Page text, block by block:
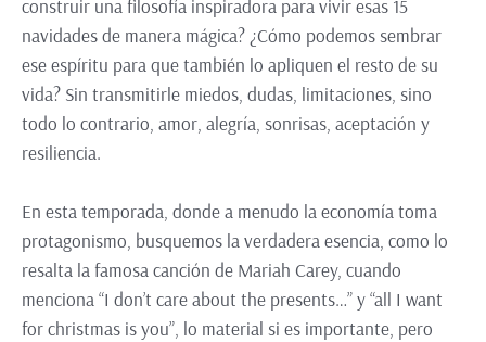
construir una filosofía inspiradora para vivir esas 15
navidades de manera mágica? ¿Cómo podemos sembrar
ese espíritu para que también lo apliquen el resto de su
vida? Sin transmitirle miedos, dudas, limitaciones, sino
todo lo contrario, amor, alegría, sonrisas, aceptación y
resiliencia.
En esta temporada, donde a menudo la economía toma
protagonismo, busquemos la verdadera esencia, como lo
resalta la famosa canción de Mariah Carey, cuando
menciona “I don’t care about the presents…” y “all I want
for christmas is you”, lo material si es importante, pero